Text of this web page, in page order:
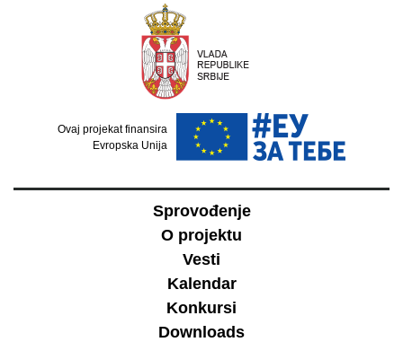
Ovaj projekat finansira
Evropska Unija
Sprovođenje
O projektu
Vesti
Kalendar
Konkursi
Downloads